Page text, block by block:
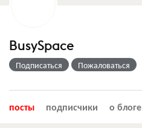
BusySpace
Подписаться Пожаловаться
посты подписчики о блоге